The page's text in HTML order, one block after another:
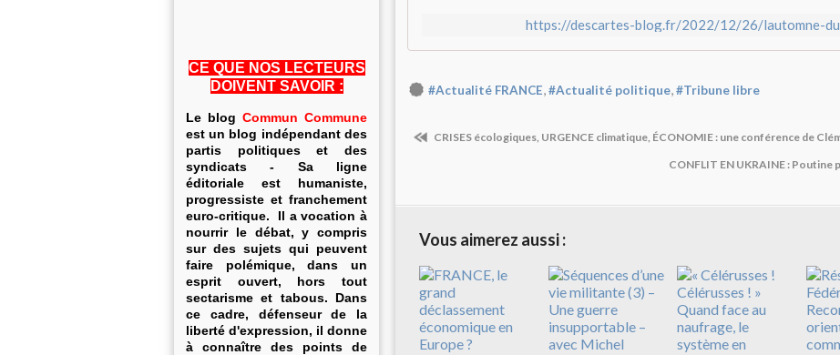
CE QUE NOS LECTEURS
DOIVENT SAVOIR :
Le blog Commun Commune
est un blog indépendant des
partis politiques et des
syndicats - Sa ligne
éditoriale est humaniste,
progressiste et franchement
euro-critique. Il a vocation à
nourrir le débat, y compris
sur des sujets qui peuvent
faire polémique, dans un
esprit ouvert, hors tout
sectarisme et tabous. Dans
ce cadre, défenseur de la
liberté d'expression, il donne
à connaître des points de
https://descartes-blog.fr/2022/12/26/lautomne-
#Actualité FRANCE,#Actualité politique,#Tribune libre
CRISES écologiques, URGENCE climatique, ÉCONOMIE : une conférence de
CONFLIT EN UKRAINE : Poutine
Vous aimerez aussi :